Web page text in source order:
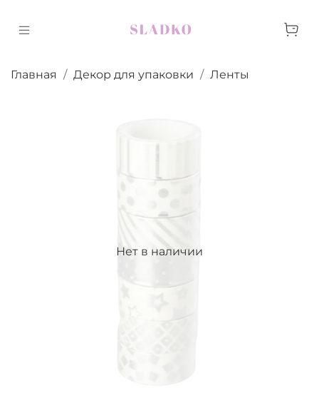
Главная Декор для упаковки Ленты
Нет в наличии